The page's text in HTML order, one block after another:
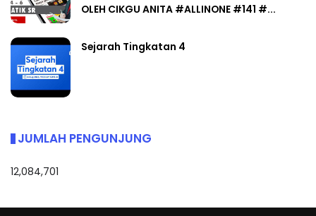
OLEH CIKGU ANITA #ALLINONE #141 #...
Sejarah Tingkatan 4
JUMLAH PENGUNJUNG
12,084,701